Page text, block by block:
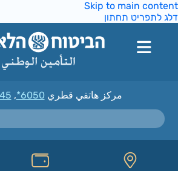
Skip to main
לתפריט תחתון
مركز هاتفي قطري*6050
,